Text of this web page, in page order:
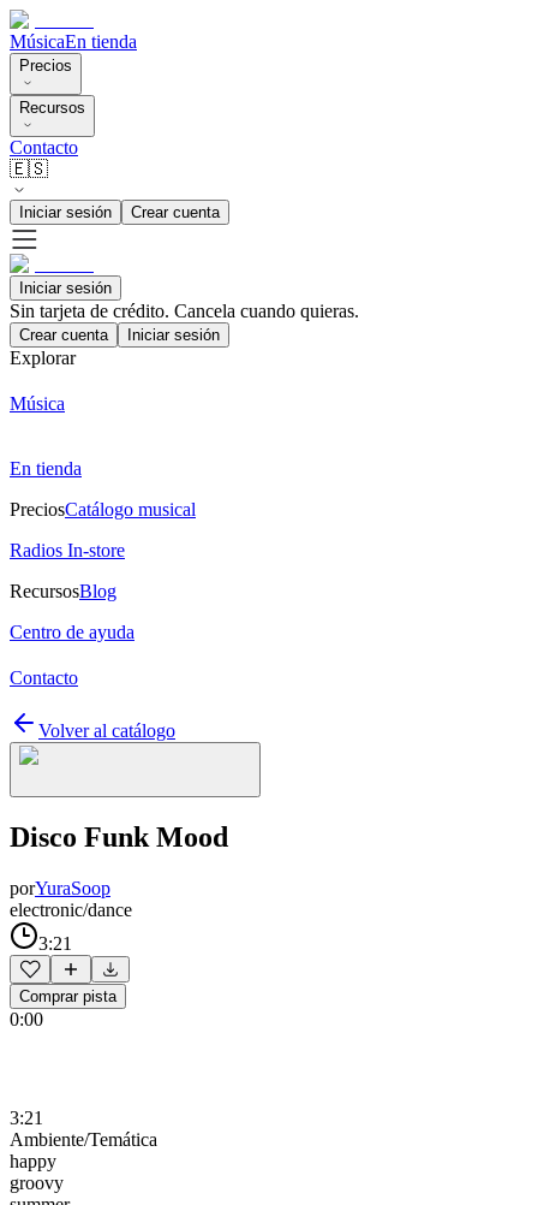
MúsicaEn tienda
Precios
Recursos
Contacto
🇪🇸
Iniciar sesión Crear cuenta
Iniciar sesión
Sin tarjeta de crédito. Cancela cuando quieras.
Crear cuenta Iniciar sesión
Explorar
Música
En tienda
PreciosCatálogo musical
Radios In-store
RecursosBlog
Centro de ayuda
Contacto
Volver al catálogo
Disco Funk Mood
porYuraSoop
electronic/dance
3:21
Comprar pista
0:00
3:21
Ambiente/Temática
happy
groovy